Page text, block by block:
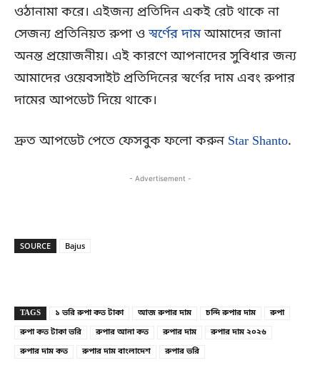
ওঠানামা করে। এইজন্য প্রতিদিন একই রেট থাকে না
সেজন্য প্রতিনিয়ত রুপা ওস্বর্ণের দামআমাদের জানা
অনন্ত প্রয়োজনীয়। এই কারণে আপনাদের সুবিধার জন্য
আমাদের ওয়েবসাইট প্রতিদিনের স্বর্ণের দাম এবং রুপার
দামের আপডেট দিয়ে থাকে।
দ্রুত আপডেট পেতে ফেসবুক ফলো করুন Star Shanto.
- Advertisement -
SOURCE Bajus
TAGS ১ ভরি রুপা কত টাকা আজ রুপার দাম চন্দি রুপার দাম
রুপা
রুপা কত টাকা ভরি
রুপার আনা কত রুপার দাম
রুপার দাম ২০২৬
রুপার দাম কত
রুপার দাম বাংলাদেশ রুপার ভরি